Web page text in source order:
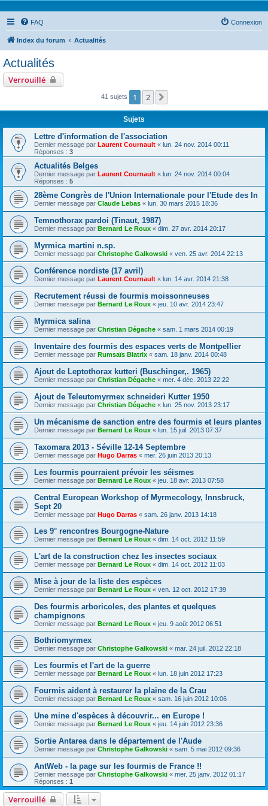
FAQ Connexion
Index du forum Actualités
Actualités
Verrouillé
41 sujets 1 2
Sujets
Lettre d'information de l'association
Dernier message par Laurent Cournault « lun. 24 nov. 2014 00:11
Réponses : 3
Actualités Belges
Dernier message par Laurent Cournault « lun. 24 nov. 2014 00:04
Réponses : 5
28ème Congrès de l'Union Internationale pour l'Etude des In
Dernier message par Claude Lebas « lun. 30 mars 2015 18:36
Temnothorax pardoi (Tinaut, 1987)
Dernier message par Bernard Le Roux « dim. 27 avr. 2014 20:17
Myrmica martini n.sp.
Dernier message par Christophe Galkowski « ven. 25 avr. 2014 22:13
Conférence nordiste (17 avril)
Dernier message par Laurent Cournault « lun. 14 avr. 2014 21:38
Recrutement réussi de fourmis moissonneuses
Dernier message par Bernard Le Roux « jeu. 10 avr. 2014 23:47
Myrmica salina
Dernier message par Christian Dégache « sam. 1 mars 2014 00:19
Inventaire des fourmis des espaces verts de Montpellier
Dernier message par Rumsaïs Blatrix « sam. 18 janv. 2014 00:48
Ajout de Leptothorax kutteri (Buschinger,. 1965)
Dernier message par Christian Dégache « mer. 4 déc. 2013 22:22
Ajout de Teleutomyrmex schneideri Kutter 1950
Dernier message par Christian Dégache « lun. 25 nov. 2013 23:17
Un mécanisme de sanction entre des fourmis et leurs plantes
Dernier message par Bernard Le Roux « lun. 15 juil. 2013 07:37
Taxomara 2013 - Séville 12-14 Septembre
Dernier message par Hugo Darras « mer. 26 juin 2013 20:13
Les fourmis pourraient prévoir les séismes
Dernier message par Bernard Le Roux « jeu. 18 avr. 2013 07:58
Central European Workshop of Myrmecology, Innsbruck,
Sept 20
Dernier message par Hugo Darras « sam. 26 janv. 2013 14:18
Les 9° rencontres Bourgogne-Nature
Dernier message par Bernard Le Roux « dim. 14 oct. 2012 11:59
L'art de la construction chez les insectes sociaux
Dernier message par Bernard Le Roux « dim. 14 oct. 2012 11:03
Mise à jour de la liste des espèces
Dernier message par Bernard Le Roux « ven. 12 oct. 2012 17:39
Des fourmis arboricoles, des plantes et quelques
champignons
Dernier message par Bernard Le Roux « jeu. 9 août 2012 06:51
Bothriomyrmex
Dernier message par Christophe Galkowski « mar. 24 juil. 2012 22:18
Les fourmis et l'art de la guerre
Dernier message par Bernard Le Roux « lun. 18 juin 2012 17:23
Fourmis aident à restaurer la plaine de la Crau
Dernier message par Bernard Le Roux « sam. 16 juin 2012 10:06
Une mine d'espèces à découvrir... en Europe !
Dernier message par Bernard Le Roux « jeu. 14 juin 2012 23:36
Sortie Antarea dans le département de l'Aude
Dernier message par Christophe Galkowski « sam. 5 mai 2012 09:36
AntWeb - la page sur les fourmis de France !!
Dernier message par Christophe Galkowski « mer. 25 janv. 2012 01:17
Réponses : 1
Verrouillé